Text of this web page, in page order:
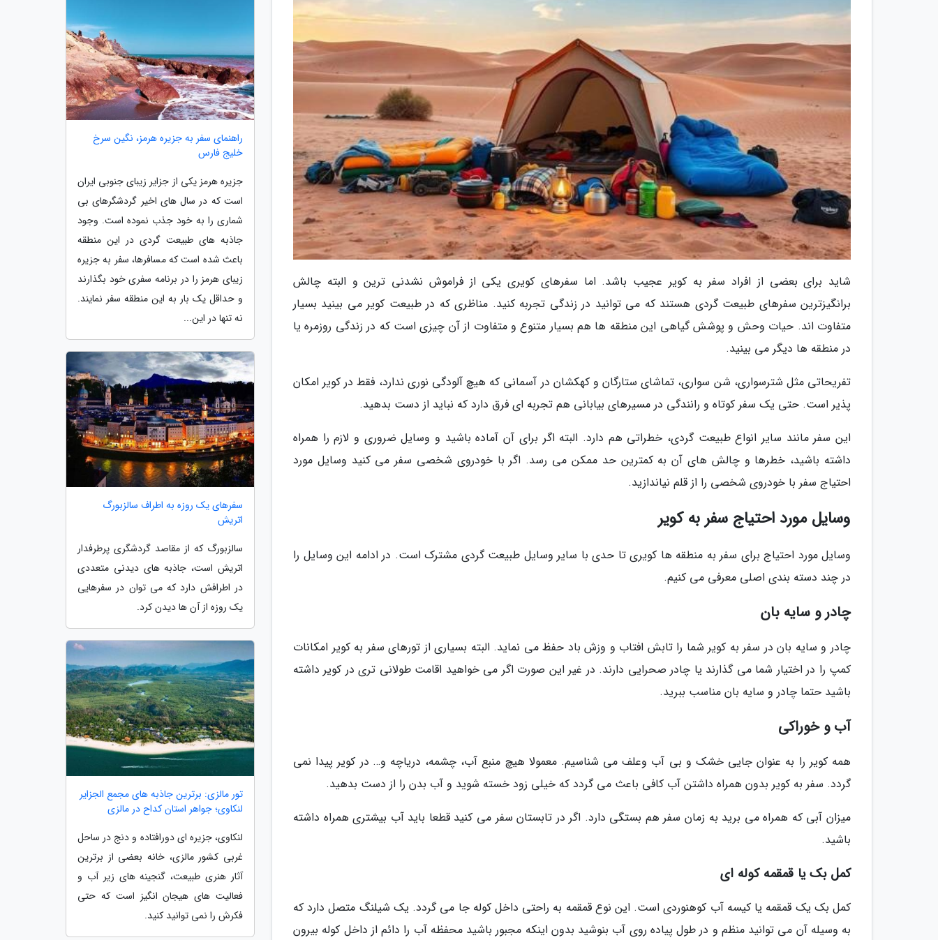
شاید برای بعضی از افراد سفر به کویر عجیب باشد. اما سفرهای کویری یکی از فراموش نشدنی ترین و البته چالش
برانگیزترین سفرهای طبیعت گردی هستند که می توانید در زندگی تجربه کنید. مناظری که در طبیعت کویر می بینید بسیار
متفاوت اند. حیات وحش و پوشش گیاهی این منطقه ها هم بسیار متنوع و متفاوت از آن چیزی است که در زندگی روزمره یا
در منطقه ها دیگر می بینید.
تفریحاتی مثل شترسواری، شن سواری، تماشای ستارگان و کهکشان در آسمانی که هیچ آلودگی نوری ندارد، فقط در کویر امکان
پذیر است. حتی یک سفر کوتاه و رانندگی در مسیرهای بیابانی هم تجربه ای فرق دارد که نباید از دست بدهید.
این سفر مانند سایر انواع طبیعت گردی، خطراتی هم دارد. البته اگر برای آن آماده باشید و وسایل ضروری و لازم را همراه
داشته باشید، خطرها و چالش های آن به کمترین حد ممکن می رسد. اگر با خودروی شخصی سفر می کنید وسایل مورد
احتیاج سفر با خودروی شخصی را از قلم نیاندازید.
وسایل مورد احتیاج سفر به کویر
وسایل مورد احتیاج برای سفر به منطقه ها کویری تا حدی با سایر وسایل طبیعت گردی مشترک است. در ادامه این وسایل را
در چند دسته بندی اصلی معرفی می کنیم.
چادر و سایه بان
چادر و سایه بان در سفر به کویر شما را تابش افتاب و وزش باد حفظ می نماید. البته بسیاری از تورهای سفر به کویر امکانات
کمپ را در اختیار شما می گذارند یا چادر صحرایی دارند. در غیر این صورت اگر می خواهید اقامت طولانی تری در کویر داشته
باشید حتما چادر و سایه بان مناسب ببرید.
آب و خوراکی
همه کویر را به عنوان جایی خشک و بی آب وعلف می شناسیم. معمولا هیچ منبع آب، چشمه، دریاچه و… در کویر پیدا نمی
گردد. سفر به کویر بدون همراه داشتن آب کافی باعث می گردد که خیلی زود خسته شوید و آب بدن را از دست بدهید.
میزان آبی که همراه می برید به زمان سفر هم بستگی دارد. اگر در تابستان سفر می کنید قطعا باید آب بیشتری همراه داشته
باشید.
کمل بک یا قمقمه کوله ای
کمل بک یک قمقمه یا کیسه آب کوهنوردی است. این نوع قمقمه به راحتی داخل کوله جا می گردد. یک شیلنگ متصل دارد که
به وسیله آن می توانید منظم و در طول پیاده روی آب بنوشید بدون اینکه مجبور باشید محفظه آب را دائم از داخل کوله بیرون
راهنمای سفر به جزیره هرمز، نگین سرخ
خلیج فارس
جزیره هرمز یکی از جزایر زیبای جنوبی ایران
است که در سال های اخیر گردشگرهای بی
شماری را به خود جذب نموده است. وجود
جاذبه های طبیعت گردی در این منطقه
باعث شده است که مسافرها، سفر به جزیره
زیبای هرمز را در برنامه سفری خود بگذارند
و حداقل یک بار به این منطقه سفر نمایند.
نه تنها در این...
سفرهای یک روزه به اطراف سالزبورگ
اتریش
سالزبورگ که از مقاصد گردشگری پرطرفدار
اتریش است، جاذبه های دیدنی متعددی
در اطرافش دارد که می توان در سفرهایی
یک روزه از آن ها دیدن کرد.
تور مالزی: برترین جاذبه های مجمع الجزایر
لنکاوی؛ جواهر استان کداح در مالزی
لنکاوی، جزیره ای دورافتاده و دنج در ساحل
غربی کشور مالزی، خانه بعضی از برترین
آثار هنری طبیعت، گنجینه های زیر آب و
فعالیت های هیجان انگیز است که حتی
فکرش را نمی توانید کنید.